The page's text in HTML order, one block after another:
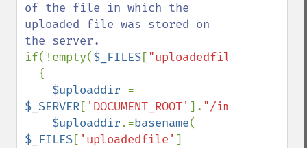
of the file in which the
uploaded file was stored on
if(!empty($_FILES["uploadedfile"
$uploaddir
$_SERVER[ 'DOCUMENT_ROOT' ]. "/images/"
$uploaddir.=basename
$_FILES[ 'uploadedfile' ]